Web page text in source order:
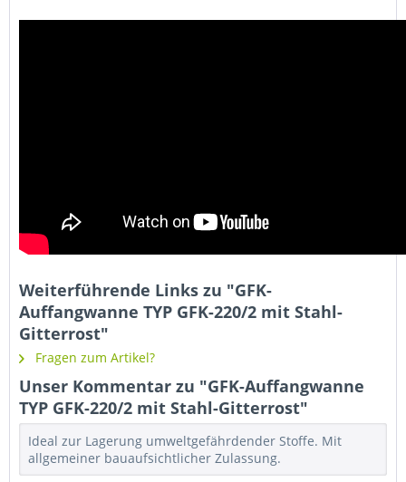
Weiterführende Links zu "GFK-
Auffangwanne TYP GFK-220/2 mit Stahl-
Gitterrost"
Fragen zum Artikel?
Unser Kommentar zu "GFK-Auffangwanne
TYP GFK-220/2 mit Stahl-Gitterrost"
Ideal zur Lagerung umweltgefährdender Stoffe. Mit
allgemeiner bauaufsichtlicher Zulassung.